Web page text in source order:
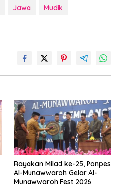
Jawa
Mudik
Rayakan Milad ke-25, Ponpes
Al-Munawwaroh Gelar Al-
Munawwaroh Fest 2026